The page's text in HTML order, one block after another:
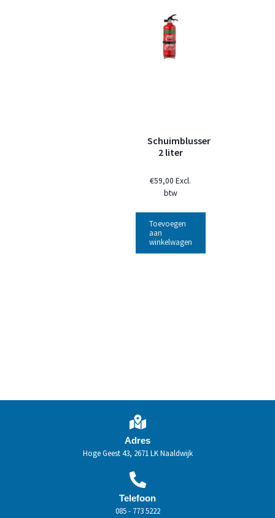
Schuimblusser
2 liter
€59,00 Excl.
btw
Toevoegen
aan
winkelwagen
Adres
Hoge Geest 43, 2671 LK Naaldwijk
Telefoon
085 - 773 5222